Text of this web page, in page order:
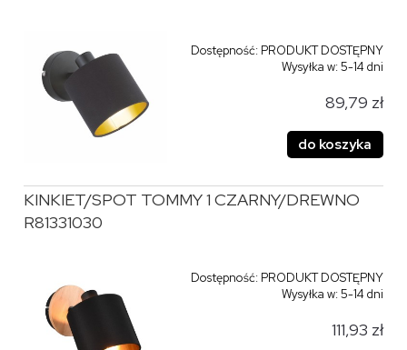
Dostępność: PRODUKT DOSTĘPNY
Wysyłka w:5-14 dni
89,79 zł
do koszyka
KINKIET/SPOT TOMMY 1 CZARNY/DREWNO
R81331030
Dostępność: PRODUKT DOSTĘPNY
Wysyłka w:5-14 dni
111,93 zł